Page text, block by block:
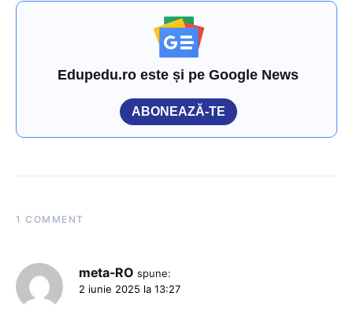
Edupedu.ro este și pe Google News
ABONEAZĂ-TE
1 COMMENT
meta-RO spune:
2 iunie 2025 la 13:27